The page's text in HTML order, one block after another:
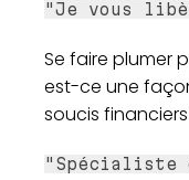
"Je vous
Se faire plumer
est-ce une
soucis
"Spécialiste